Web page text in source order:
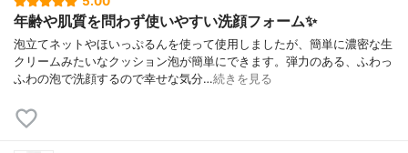
年齢や肌質を問わず使いやすい洗顔フォーム✨
泡立てネットやほいっぷるんを使って使用しましたが、簡単に濃密な生
クリームみたいなクッション泡が簡単にできます。弾力のある、ふわっ
ふわの泡で洗顔するので幸せな気分…続きを見る